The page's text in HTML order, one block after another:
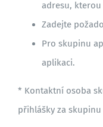
adresu,
Zadejte
Pro skupinu
aplikaci.
* Kontaktní osoba
přihlášky za